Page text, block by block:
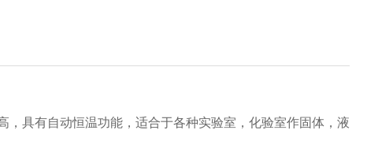
具有自动恒温功能，适合于各种实验室，化验室作固体，液